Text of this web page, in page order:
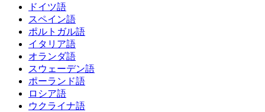
ドイツ語
スペイン語
ポルトガル語
イタリア語
オランダ語
スウェーデン語
ポーランド語
ロシア語
ウクライナ語